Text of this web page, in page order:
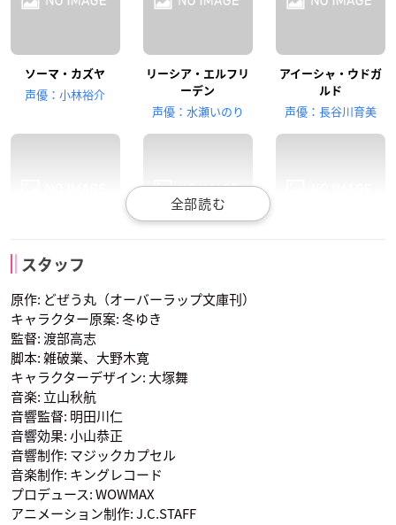
水中雅章
ソーマ・カズヤ
声優：小林裕介
リーシア・エルフリ
ーデン
声優：水瀬いのり
アイーシャ・ウドガ
ルド
声優：長谷川育美
ジュナ・ドーマ
ポンチョ・イシヅ
カ・パナコッタ
声優：水中雅章
スタッフ
原作: どぜう丸（オーバーラップ文庫刊）
キャラクター原案: 冬ゆき
監督: 渡部高志
脚本: 雑破業、大野木寛
キャラクターデザイン: 大塚舞
音楽: 立山秋航
音響監督: 明田川仁
音響効果: 小山恭正
音響制作: マジックカプセル
音楽制作: キングレコード
プロデュース: WOWMAX
アニメーション制作: J.C.STAFF